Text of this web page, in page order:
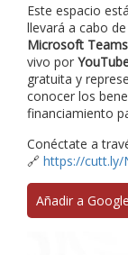
Este espacio está
llevará a cabo
Microsoft Teams
vivo por
gratuita y
conocer los
financiamiento
Conéctate a
🔗 https://cutt.ly/
Añadir a